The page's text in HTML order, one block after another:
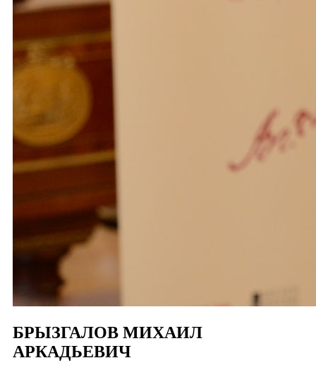
БРЫЗГАЛОВ МИХАИЛ
АРКАДЬЕВИЧ